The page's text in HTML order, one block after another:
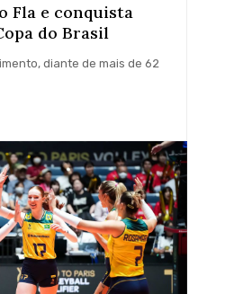
Fla e conquista
do Brasil
diante de mais de 62